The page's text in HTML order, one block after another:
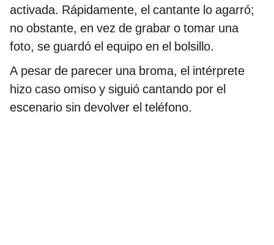
activada. Rápidamente, el cantante lo agarró;
no obstante, en vez de grabar o tomar una
foto, se guardó el equipo en el bolsillo.
A pesar de parecer una broma, el intérprete
hizo caso omiso y siguió cantando por el
escenario sin devolver el teléfono.